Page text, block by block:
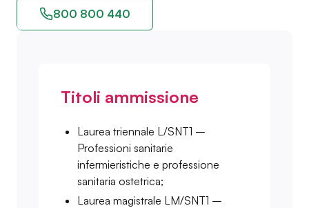
800 800 440
Titoli ammissione
Laurea triennale L/SNT1 –
Professioni sanitarie
infermieristiche e professione
sanitaria ostetrica;
Laurea magistrale LM/SNT1 –